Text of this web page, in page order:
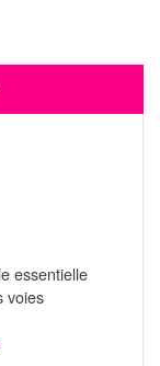
essentielle
voies